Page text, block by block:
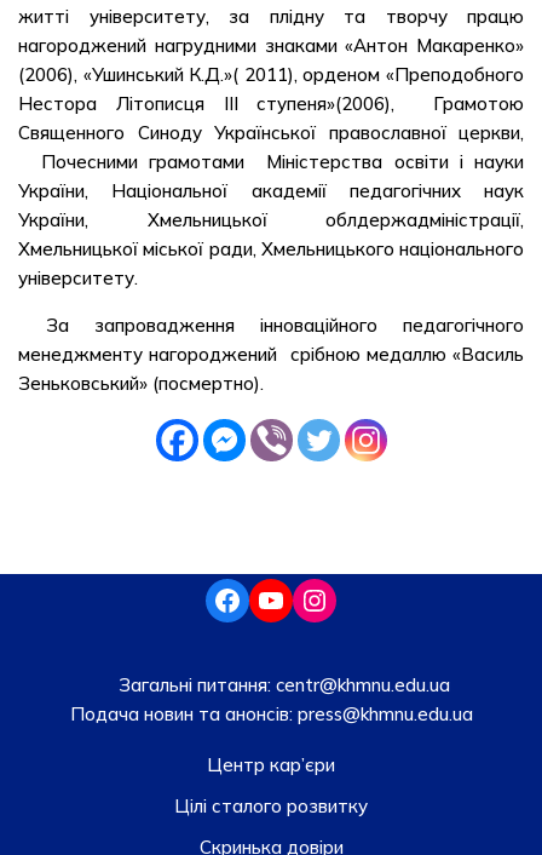
житті університету, за плідну та творчу працю
нагороджений нагрудними знаками «Антон Макаренко»
(2006), «Ушинський К.Д.»( 2011), орденом «Преподобного
Нестора Літописця ІІІ ступеня»(2006), Грамотою
Священного Синоду Української православної церкви,
Почесними грамотами Міністерства освіти і науки
України, Національної академії педагогічних наук
України, Хмельницької облдержадміністрації,
Хмельницької міської ради, Хмельницького національного
університету.
За запровадження інноваційного педагогічного
менеджменту нагороджений срібною медаллю «Василь
Зеньковський» (посмертно).
Загальні питання: centr@khmnu.edu.ua
Подача новин та анонсів:press@khmnu.edu.ua
Центр кар’єри
Цілі сталого розвитку
Скринька довiри